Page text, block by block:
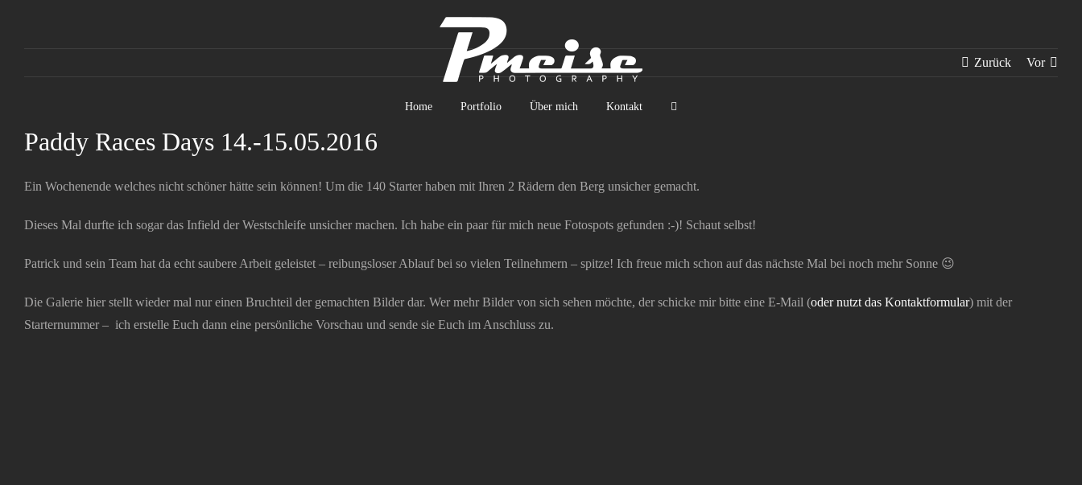
Home Portfolio Über mich Kontakt
Zurück Vor
Paddy Races Days 14.-15.05.2016
Ein Wochenende welches nicht schöner hätte sein können! Um die 140 Starter haben mit Ihren 2 Rädern den Berg unsicher gemacht.
Dieses Mal durfte ich sogar das Infield der Westschleife unsicher machen. Ich habe ein paar für mich neue Fotospots gefunden :-)! Schaut selbst!
Patrick und sein Team hat da echt saubere Arbeit geleistet – reibungsloser Ablauf bei so vielen Teilnehmern – spitze! Ich freue mich schon auf das nächste Mal bei noch mehr Sonne 😉
Die Galerie hier stellt wieder mal nur einen Bruchteil der gemachten Bilder dar. Wer mehr Bilder von sich sehen möchte, der schicke mir bitte eine E-Mail (oder nutzt das Kontaktformular) mit der
Starternummer – ich erstelle Euch dann eine persönliche Vorschau und sende sie Euch im Anschluss zu.